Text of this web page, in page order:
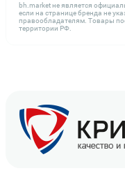
bh.market не является
если на странице бренда не
правообладателям. Товары
территории РФ.